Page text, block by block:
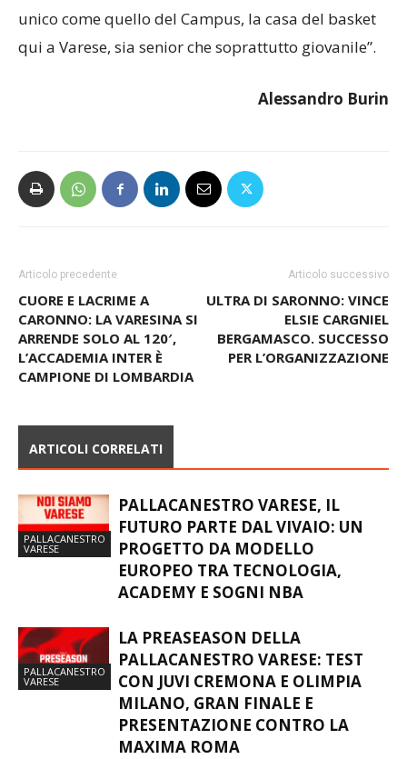
unico come quello del Campus, la casa del basket
qui a Varese, sia senior che soprattutto giovanile”.
Alessandro Burin
Articolo precedente
CUORE E LACRIME A
CARONNO: LA VARESINA SI
ARRENDE SOLO AL 120′,
L’ACCADEMIA INTER È
CAMPIONE DI LOMBARDIA
Articolo successivo
ULTRA DI SARONNO: VINCE
ELSIE CARGNIEL
BERGAMASCO. SUCCESSO
PER L’ORGANIZZAZIONE
ARTICOLI CORRELATI
PALLACANESTRO
VARESE
PALLACANESTRO VARESE, IL
FUTURO PARTE DAL VIVAIO: UN
PROGETTO DA MODELLO
EUROPEO TRA TECNOLOGIA,
ACADEMY E SOGNI NBA
PALLACANESTRO
VARESE
LA PREASEASON DELLA
PALLACANESTRO VARESE: TEST
CON JUVI CREMONA E OLIMPIA
MILANO, GRAN FINALE E
PRESENTAZIONE CONTRO LA
MAXIMA ROMA